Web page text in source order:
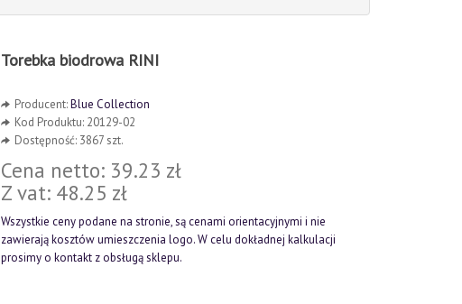
Torebka biodrowa RINI
Producent:Blue Collection
Kod Produktu: 20129-02
Dostępność: 3867 szt.
Cena netto: 39.23 zł
Z vat: 48.25 zł
Wszystkie ceny podane na stronie, są cenami orientacyjnymi i nie
zawierają kosztów umieszczenia logo. W celu dokładnej kalkulacji
prosimy o kontakt z obsługą sklepu.